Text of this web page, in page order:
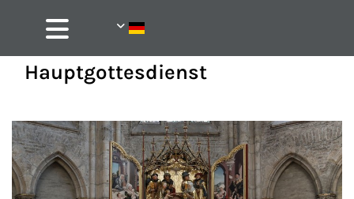
Hauptgottesdienst